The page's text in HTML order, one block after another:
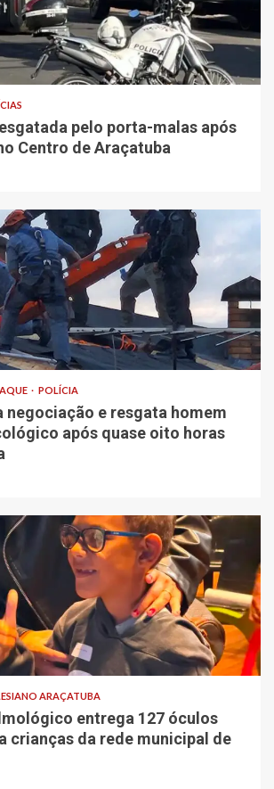
pelo porta-malas após
Centro de Araçatuba
POLÍCIA
negociação e resgata homem
após quase oito horas
ARAÇATUBA
entrega 127 óculos
crianças da rede municipal de